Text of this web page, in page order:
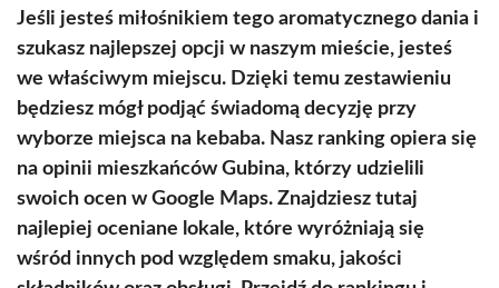
Jeśli jesteś miłośnikiem tego aromatycznego dania i
szukasz najlepszej opcji w naszym mieście, jesteś
we właściwym miejscu. Dzięki temu zestawieniu
będziesz mógł podjąć świadomą decyzję przy
wyborze miejsca na kebaba. Nasz ranking opiera się
na opinii mieszkańców Gubina, którzy udzielili
swoich ocen w Google Maps. Znajdziesz tutaj
najlepiej oceniane lokale, które wyróżniają się
wśród innych pod względem smaku, jakości